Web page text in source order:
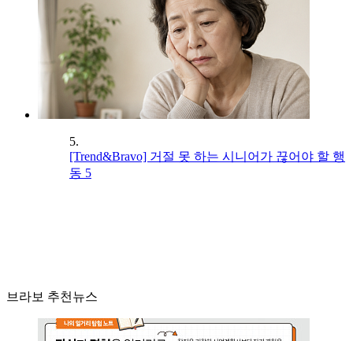
5.
[Trend&Bravo] 거절 못 하는 시니어가 끊어야 할 행
동 5
브라보 추천뉴스